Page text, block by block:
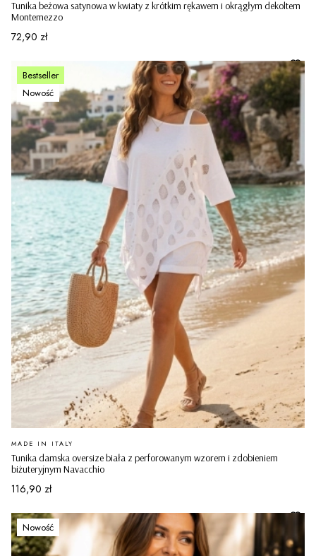
Tunika beżowa satynowa w kwiaty z krótkim rękawem i okrągłym dekoltem
Montemezzo
Cena
72,90 zł
Bestseller
Nowość
Tunika damska oversize biała z perforowanym wzorem i zdobieniem
biżuteryjnym Navacchio
PRODUCENT
MADE IN ITALY
Cena
116,90 zł
Nowość